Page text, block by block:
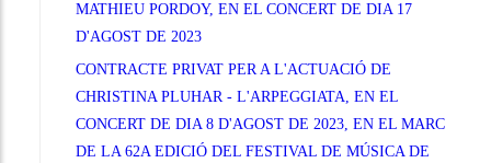
MATHIEU PORDOY, EN EL CONCERT DE DIA 17
D'AGOST DE 2023
CONTRACTE PRIVAT PER A L'ACTUACIÓ DE
CHRISTINA PLUHAR - L'ARPEGGIATA, EN EL
CONCERT DE DIA 8 D'AGOST DE 2023, EN EL MARC
DE LA 62A EDICIÓ DEL FESTIVAL DE MÚSICA DE